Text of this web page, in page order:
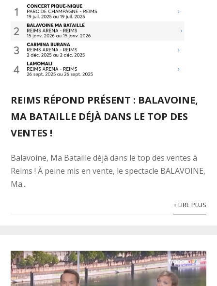
REIMS RÉPOND PRÉSENT : BALAVOINE,
MA BATAILLE DÉJÀ DANS LE TOP DES
VENTES !
Balavoine, Ma Bataille déjà dans le top des ventes à
Reims ! À peine mis en vente, le spectacle BALAVOINE,
Ma...
+ LIRE PLUS